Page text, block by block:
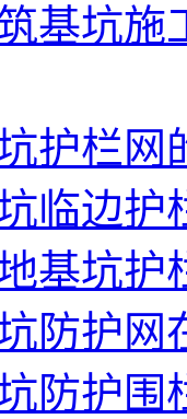
基坑施
护栏网
临边护
基坑护
防护网
防护围